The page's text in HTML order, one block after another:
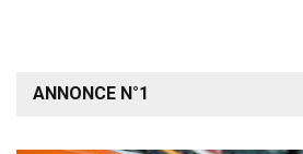
ANNONCE N°1